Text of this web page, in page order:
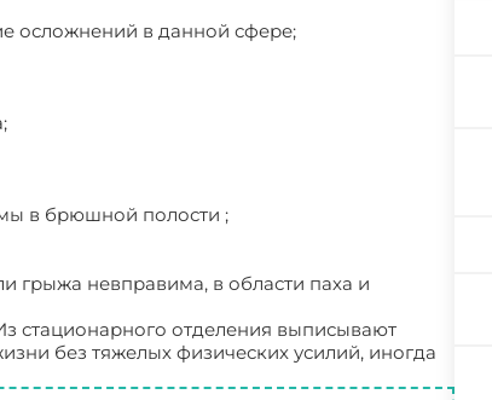
осложнений в данной сфере;
в брюшной полости ;
грыжа невправима, в области паха и
стационарного отделения выписывают
без тяжелых физических усилий, иногда